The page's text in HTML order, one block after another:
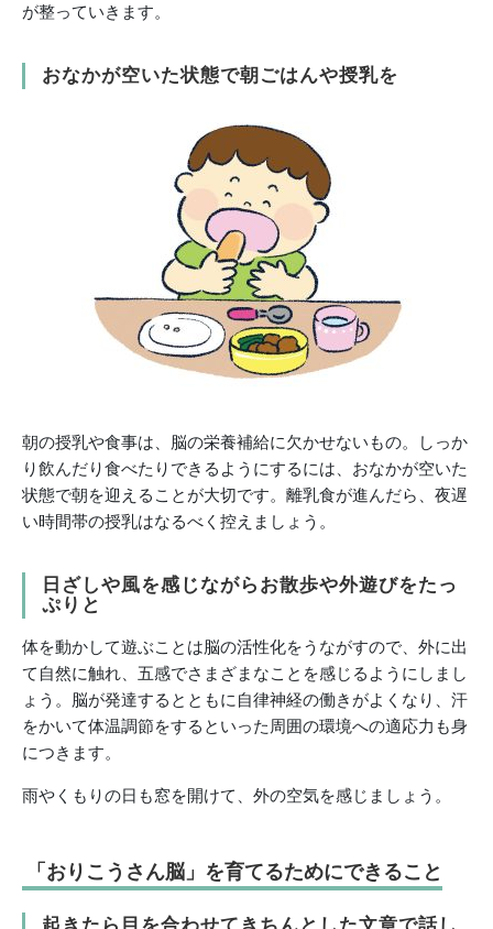
が整っていきます。
おなかが空いた状態で朝ごはんや授乳を
朝の授乳や食事は、脳の栄養補給に欠かせないもの。しっか
り飲んだり食べたりできるようにするには、おなかが空いた
状態で朝を迎えることが大切です。離乳食が進んだら、夜遅
い時間帯の授乳はなるべく控えましょう。
日ざしや風を感じながらお散歩や外遊びをたっ
ぷりと
体を動かして遊ぶことは脳の活性化をうながすので、外に出
て自然に触れ、五感でさまざまなことを感じるようにしまし
ょう。脳が発達するとともに自律神経の働きがよくなり、汗
をかいて体温調節をするといった周囲の環境への適応力も身
につきます。
雨やくもりの日も窓を開けて、外の空気を感じましょう。
「おりこうさん脳」を育てるためにできること